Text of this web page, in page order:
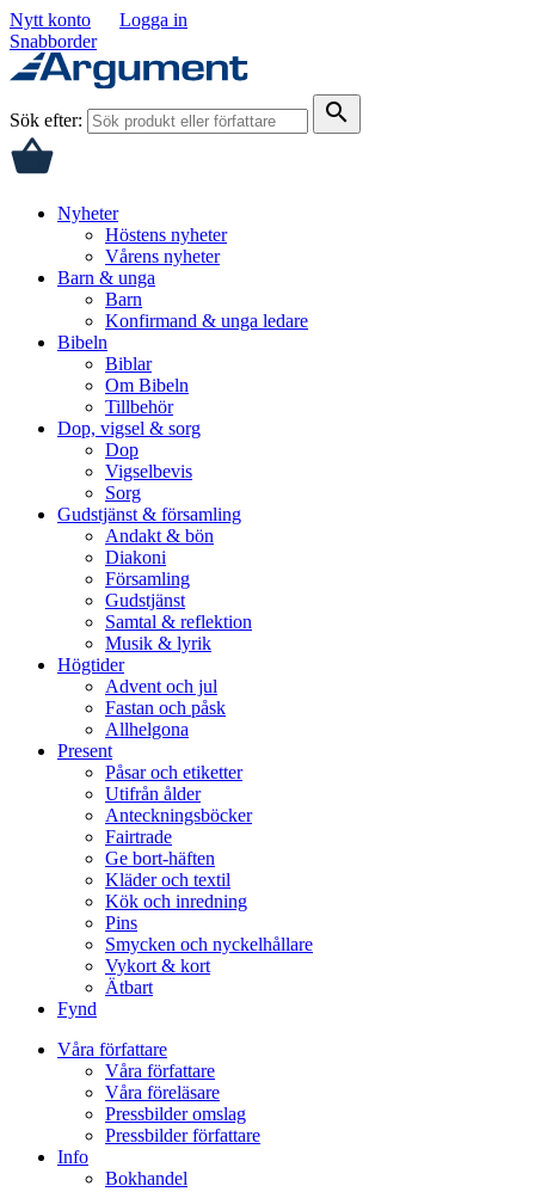
Nytt konto
Logga in
Snabborder
Sök efter: search
Nyheter
Höstens nyheter
Vårens nyheter
Barn & unga
Barn
Konfirmand & unga ledare
Bibeln
Biblar
Om Bibeln
Tillbehör
Dop, vigsel & sorg
Dop
Vigselbevis
Sorg
Gudstjänst & församling
Andakt & bön
Diakoni
Församling
Gudstjänst
Samtal & reflektion
Musik & lyrik
Högtider
Advent och jul
Fastan och påsk
Allhelgona
Present
Påsar och etiketter
Utifrån ålder
Anteckningsböcker
Fairtrade
Ge bort-häften
Kläder och textil
Kök och inredning
Pins
Smycken och nyckelhållare
Vykort & kort
Ätbart
Fynd
Våra författare
Våra författare
Våra föreläsare
Pressbilder omslag
Pressbilder författare
Info
Bokhandel